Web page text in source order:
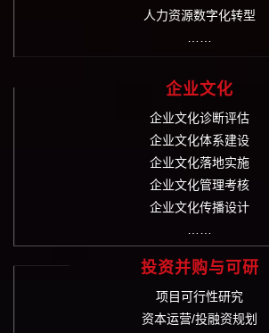
人力资源数字化转型
……
企业文化
企业文化诊断评估
企业文化体系建设
企业文化落地实施
企业文化管理考核
企业文化传播设计
……
投资并购与可研
项目可行性研究
资本运营/投融资规划